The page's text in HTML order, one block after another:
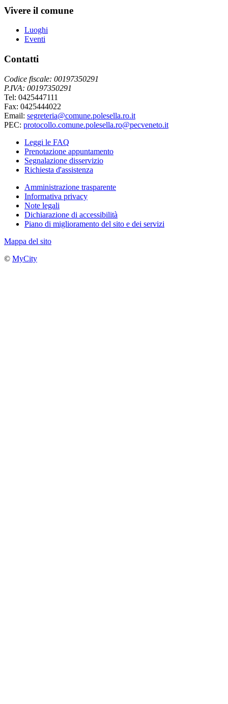
Vivere il comune
Luoghi
Eventi
Contatti
Codice fiscale: 00197350291
P.IVA: 00197350291
Tel: 0425447111
Fax: 0425444022
Email: segreteria@comune.polesella.ro.it
PEC: protocollo.comune.polesella.ro@pecveneto.it
Leggi le FAQ
Prenotazione appuntamento
Segnalazione disservizio
Richiesta d'assistenza
Amministrazione trasparente
Informativa privacy
Note legali
Dichiarazione di accessibilità
Piano di miglioramento del sito e dei servizi
Mappa del sito
© MyCity